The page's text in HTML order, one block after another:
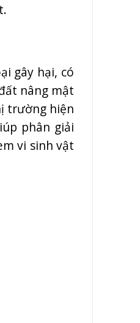
gây hại, có
nâng mật
trường hiện
phân giải
vi sinh vật